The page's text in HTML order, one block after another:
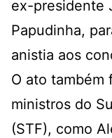
ex-presidente
Papudinha,
anistia aos
O ato também
ministros do
(STF), como